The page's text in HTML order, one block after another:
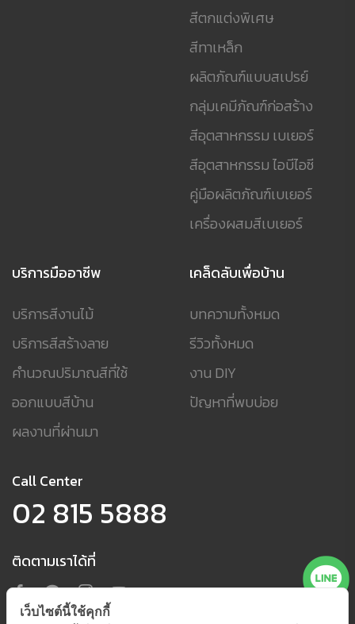
สีตกแต่งพิเศษ
สีทาเหล็ก
ผลิตภัณฑ์แบบสเปรย์
กลุ่มเคมีภัณฑ์ก่อสร้าง
สีอุตสาหกรรม เบเยอร์
สีอุตสาหกรรม ไอบีไอซี
คู่มือผลิตภัณฑ์เบเยอร์
เครื่องผสมสีเบเยอร์
บริการมืออาชีพ
บริการสีงานไม้
บริการสีสร้างลาย
คำนวณปริมาณสีที่ใช้
ออกแบบสีบ้าน
ผลงานที่ผ่านมา
เคล็ดลับเพื่อบ้าน
บทความทั้งหมด
รีวิวทั้งหมด
งาน DIY
ปัญหาที่พบบ่อย
Call Center
02 815 5888
ติดตามเราได้ที่
เว็บไซต์นี้ใช้คุกกี้